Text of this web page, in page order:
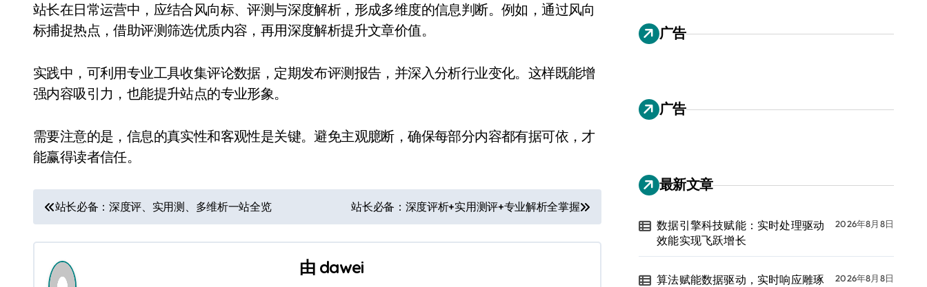
站长在日常运营中，应结合风向标、评测与深度解析，形成多维度的信息判断。例如，通过风向
标捕捉热点，借助评测筛选优质内容，再用深度解析提升文章价值。
实践中，可利用专业工具收集评论数据，定期发布评测报告，并深入分析行业变化。这样既能增
强内容吸引力，也能提升站点的专业形象。
需要注意的是，信息的真实性和客观性是关键。避免主观臆断，确保每部分内容都有据可依，才
能赢得读者信任。
文
章
导
站长必备：深度评、实用测、多维析一站全览 站长必备：深度评析+实用测评+专业解析全掌握
由 dawei
广告
广告
最新文章
数据引擎科技赋能：实时处理驱动
效能实现飞跃增长
2026年8月8日
算法赋能数据驱动，实时响应雕琢
2026年8月8日